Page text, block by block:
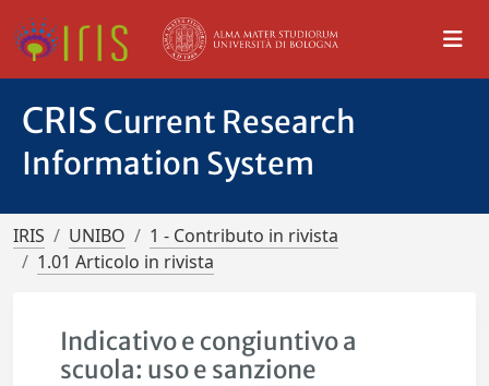
CRIS Current Research
Information System
IRIS UNIBO
1 - Contributo in rivista
1.01 Articolo in rivista
Indicativo e congiuntivo a
scuola: uso e sanzione